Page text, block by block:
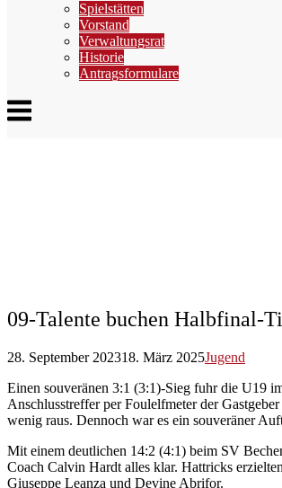
Spielstätten
Vorstand
Verwaltungsrat
Historie
Antragsformulare
Menu
09-Talente buchen Halbfinal-
28. September 202318. März 2025Jugend
Einen souveränen 3:1 (3:1)-Sieg fuhr die U19
Anschlusstreffer per Foulelfmeter der
wenig raus. Dennoch war es ein souveräner
Mit einem deutlichen 14:2 (4:1) beim SV
Coach Calvin Hardt alles klar. Hattricks
Giuseppe Leanza und Devine Abrifor.